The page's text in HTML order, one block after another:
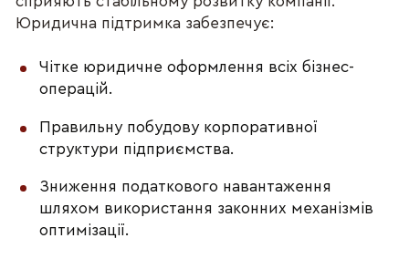
Юридична підтримка забезпечує:
Чітке юридичне оформлення всіх бізнес-
операцій.
Правильну побудову корпоративної
структури підприємства.
Зниження податкового навантаження
шляхом використання законних механізмів
оптимізації.